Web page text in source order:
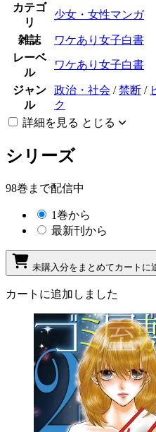
カテゴ
リ
少女・女性マンガ
雑誌
ワケあり女子白書
レーベ
ル
ワケあり女子白書
ジャン
ル
政治・社会 /禁断 /
ク
詳細を見る とじる
シリーズ
98巻まで配信中
1巻から
最新刊から
未購入分をまとめてカートに
カートに追加しました